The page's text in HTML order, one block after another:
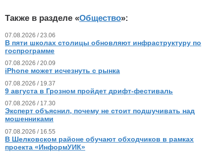
Также в разделе «Общество»:
07.08.2026 / 23.06
В пяти школах столицы обновляют инфраструктуру по
госпрограмме
07.08.2026 / 20.09
iPhone может исчезнуть с рынка
07.08.2026 / 19.37
9 августа в Грозном пройдет дрифт-фестиваль
07.08.2026 / 17.30
Эксперт объяснил, почему не стоит подшучивать над
мошенниками
07.08.2026 / 16.55
В Шелковском районе обучают обходчиков в рамках
проекта «ИнформУИК»